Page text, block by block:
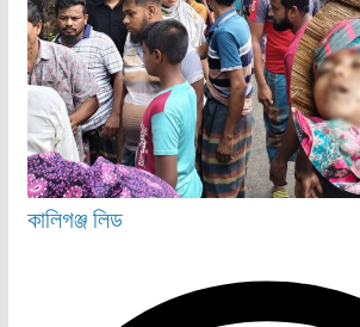
কালিগঞ্জলিড